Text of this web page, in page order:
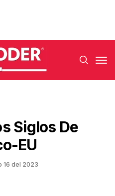
Siglos De
EU
16 del 2023